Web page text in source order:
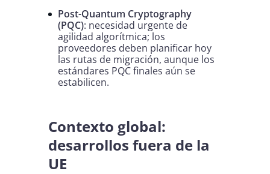
Post-Quantum Cryptography
(PQC): necesidad urgente de
agilidad algorítmica; los
proveedores deben planificar hoy
las rutas de migración, aunque los
estándares PQC finales aún se
estabilicen.
Contexto global:
desarrollos fuera de la
UE